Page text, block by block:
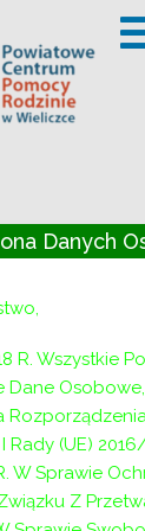
specjalistów
Danych
R. Wszystkie
Dane
Rady (UE)
W Sprawie
Z
r. godz. 11-
spotkanie
Jej celem